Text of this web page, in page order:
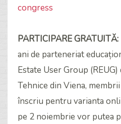
congress
PARTICIPARE GRATUITĂ:
ani de parteneriat
Estate User Group
Tehnice din Viena,
înscriu pentru varianta
pe 2 noiembrie vor putea